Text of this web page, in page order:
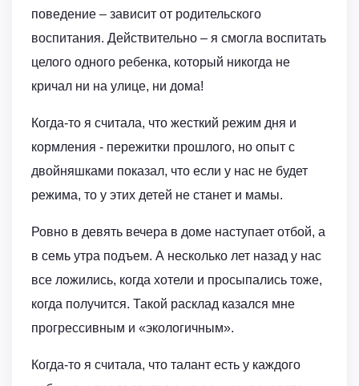
поведение – зависит от родительского
воспитания. Действительно – я смогла воспитать
целого одного ребенка, который никогда не
кричал ни на улице, ни дома!
Когда-то я считала, что жесткий режим дня и
кормления - пережитки прошлого, но опыт с
двойняшками показал, что если у нас не будет
режима, то у этих детей не станет и мамы.
Ровно в девять вечера в доме наступает отбой, а
в семь утра подъем. А несколько лет назад у нас
все ложились, когда хотели и просыпались тоже,
когда получится. Такой расклад казался мне
прогрессивным и «экологичным».
Когда-то я считала, что талант есть у каждого